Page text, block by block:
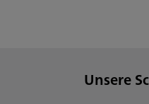
Unsere